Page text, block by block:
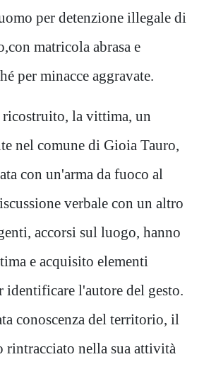
per detenzione illegale di
,con matricola abrasa e
per minacce aggravate.
ricostruito, la vittima, un
nel comune di Gioia Tauro,
con un'arma da fuoco al
verbale con un altro
accorsi sul luogo, hanno
e acquisito elementi
identificare l'autore del gesto.
conoscenza del territorio, il
rintracciato nella sua attività